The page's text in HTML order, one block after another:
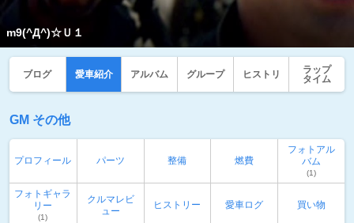
m9(^Д^)☆Ｕ１
ブログ 愛車紹介 アルバム グループ ヒストリ
ラップ
タイム
GM その他
プロフィール パーツ 整備 燃費
フォトアル
バム
(1)
フォトギャラ
リー
(1)
クルマレビ
ュー
ヒストリー 愛車ログ 買い物